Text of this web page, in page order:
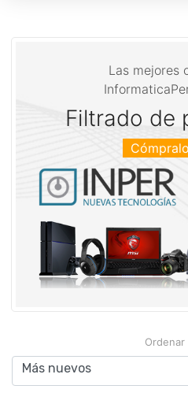
Las mejores
Filtrado de
Ordenar